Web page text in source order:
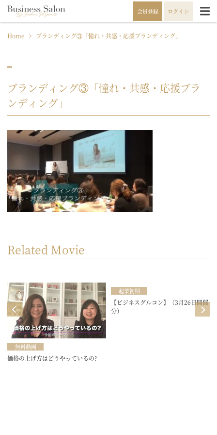
会員登録 ログイン
Home > ブランディング③「憧れ・共感・応援ブランディング」
ブランディング③「憧れ・共感・応援ブラ
ンディング」
Related Movie
無料動画
価格の上げ方はどうやっているの?
起業初期
【ビジネスグルコン】（3月26日開催
分）